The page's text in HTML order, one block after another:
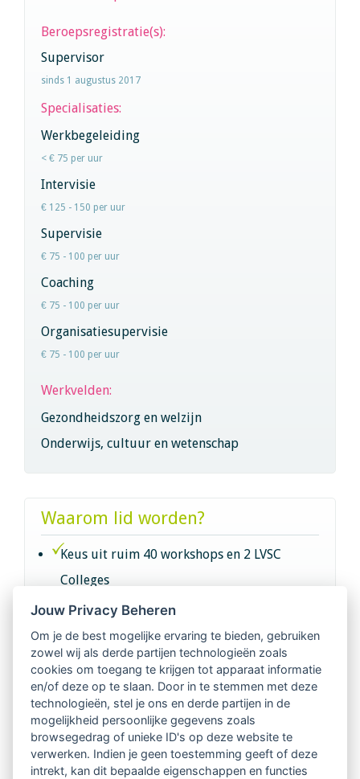
Beroepsregistratie(s):
Supervisor
sinds 1 augustus 2017
Specialisaties:
Werkbegeleiding
< € 75 per uur
Intervisie
€ 125 - 150 per uur
Supervisie
€ 75 - 100 per uur
Coaching
€ 75 - 100 per uur
Organisatiesupervisie
€ 75 - 100 per uur
Werkvelden:
Gezondheidszorg en welzijn
Onderwijs, cultuur en wetenschap
Waarom lid worden?
Keus uit ruim 40 workshops en 2 LVSC
Colleges
Intervisie met geregistreerde vakgenoten
Netwerk van 2100 professionals in 14
regio's
Vindbaar voor opdrachtgevers
Tijdschrift voor
Jouw Privacy Beheren
Om je de best mogelijke ervaring te bieden, gebruiken
zowel wij als derde partijen technologieën zoals
cookies om toegang te krijgen tot apparaat informatie
en/of deze op te slaan. Door in te stemmen met deze
technologieën, stel je ons en derde partijen in de
mogelijkheid persoonlijke gegevens zoals
browsegedrag of unieke ID's op deze website te
verwerken. Indien je geen toestemming geeft of deze
intrekt, kan dit bepaalde eigenschappen en functies